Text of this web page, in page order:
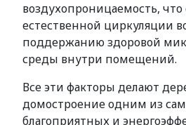
воздухопроницаемость, что
естественной циркуляции
поддержанию здоровой
среды внутри помещений.
Все эти факторы делают
домостроение одним из
благоприятных и